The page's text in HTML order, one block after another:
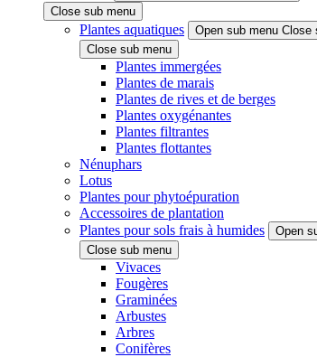
Close sub menu
Plantes aquatiques Open sub menu Close
Close sub menu
Plantes immergées
Plantes de marais
Plantes de rives et de berges
Plantes oxygénantes
Plantes filtrantes
Plantes flottantes
Nénuphars
Lotus
Plantes pour phytoépuration
Accessoires de plantation
Plantes pour sols frais à humides
Open
Close sub menu
Vivaces
Fougères
Graminées
Arbustes
Arbres
Conifères